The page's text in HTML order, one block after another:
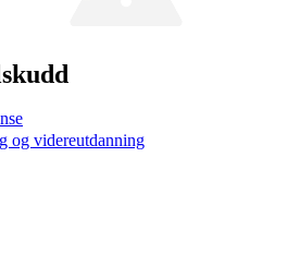
og videreutdanning